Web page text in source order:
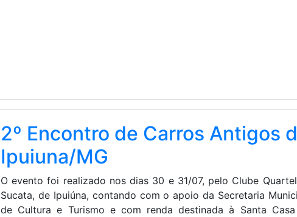
2º Encontro de Carros Antigos
Ipuiuna/MG
O evento foi realizado nos dias 30 e 31/07, pelo Clube
Sucata, de Ipuiúna, contando com o apoio da Secretaria
de Cultura e Turismo e com renda destinada à Santa